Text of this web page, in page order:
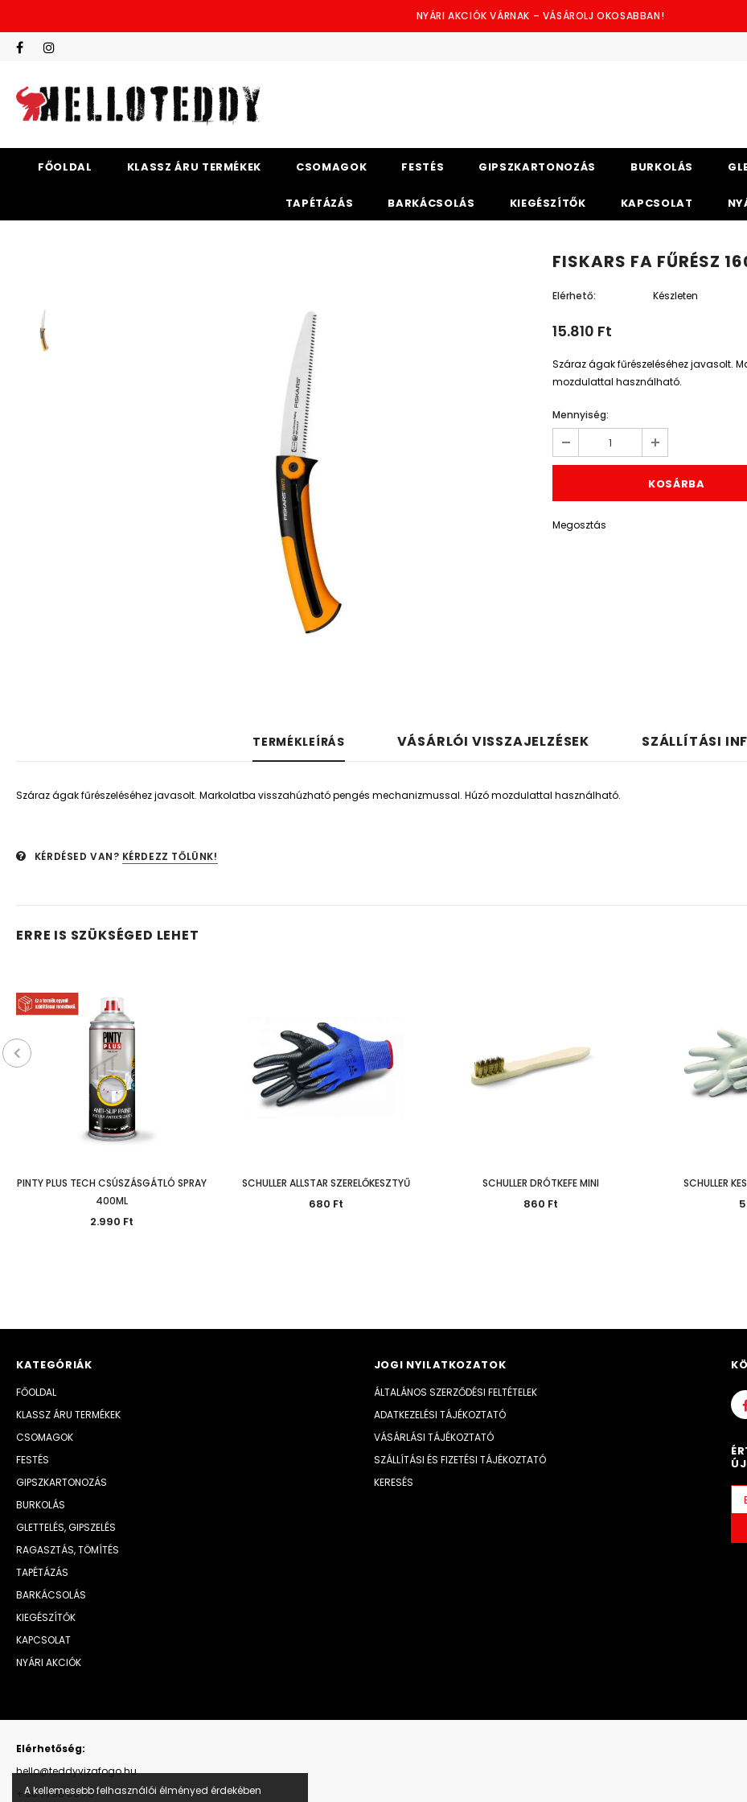
NYÁRI AKCIÓK VÁRNAK – VÁSÁROLJ OKOSABBAN!
FŐOLDAL KLASSZ ÁRU TERMÉKEK CSOMAGOK FESTÉS GIPSZKARTONOZÁS BURKOLÁS
TAPÉTÁZÁS BARKÁCSOLÁS KIEGÉSZÍTŐK KAPCSOLAT
FISKARS FA FŰRÉSZ
Elérhető: Készleten
15.810 Ft
Száraz ágak fűrészeléséhez javasolt.
mozdulattal használható.
Mennyiség:
Megosztás
TERMÉKLEÍRÁS VÁSÁRLÓI VISSZAJELZÉSEK SZÁLLÍTÁSI
Száraz ágak fűrészeléséhez javasolt. Markolatba visszahúzható pengés mechanizmussal. Húzó mozdulattal használható.
KÉRDÉSED VAN? KÉRDEZZ TŐLÜNK!
ERRE IS SZÜKSÉGED LEHET
PINTY PLUS TECH CSÚSZÁSGÁTLÓ SPRAY
400ML
2.990 Ft
SCHULLER ALLSTAR SZERELŐKESZTYŰ
680 Ft
SCHULLER DRÓTKEFE MINI
860 Ft
SCHULLER
A kellemesebb felhasználói élményed érdekében
KATEGÓRIÁK
FŐOLDAL
KLASSZ ÁRU TERMÉKEK
CSOMAGOK
FESTÉS
GIPSZKARTONOZÁS
BURKOLÁS
GLETTELÉS, GIPSZELÉS
RAGASZTÁS, TÖMÍTÉS
TAPÉTÁZÁS
BARKÁCSOLÁS
KIEGÉSZÍTŐK
KAPCSOLAT
NYÁRI AKCIÓK
JOGI NYILATKOZATOK
ÁLTALÁNOS SZERZŐDÉSI FELTÉTELEK
ADATKEZELÉSI TÁJÉKOZTATÓ
VÁSÁRLÁSI TÁJÉKOZTATÓ
SZÁLLÍTÁSI ÉS FIZETÉSI TÁJÉKOZTATÓ
KERESÉS
Elérhetőség:
hello@teddyvizafogo.hu
+ 36 1 798 00 70